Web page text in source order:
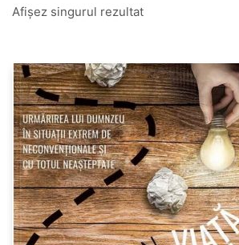
Afișez singurul rezultat